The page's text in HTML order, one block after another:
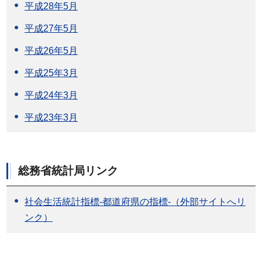
平成28年5月
平成27年5月
平成26年5月
平成25年3月
平成24年3月
平成23年3月
総務省統計局リンク
社会生活統計指標-都道府県の指標-（外部サイトへリ
ンク）